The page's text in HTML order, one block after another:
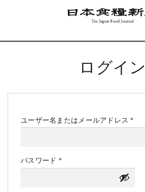
ログイン
ユーザー名またはメールアドレス*必
パスワード *必
須